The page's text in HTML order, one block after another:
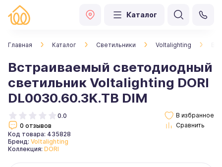
Каталог
Главная Каталог Светильники Voltalighting
Встраиваемый светодиодный
светильник Voltalighting DORI
DL0030.60.3K.TB DIM
0.0
0 отзывов
Код товара: 435828
Бренд: Voltalighting
Коллекция: DORI